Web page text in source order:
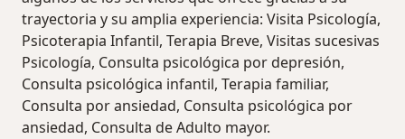
trayectoria y su amplia experiencia: Visita Psicología,
Psicoterapia Infantil, Terapia Breve, Visitas sucesivas
Psicología, Consulta psicológica por depresión,
Consulta psicológica infantil, Terapia familiar,
Consulta por ansiedad, Consulta psicológica por
ansiedad, Consulta de Adulto mayor.